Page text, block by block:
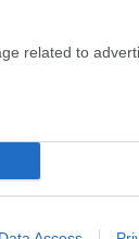
related to
Lake και εν
με
με την
τα